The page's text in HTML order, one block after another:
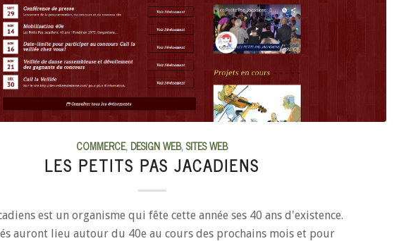
COMMERCE, DESIGN WEB,SITES WEB
LES PETITS PAS JACADIENS
est un organisme qui fête cette année ses 40 ans d'existence.
auront lieu autour du 40e au cours des prochains mois et pour